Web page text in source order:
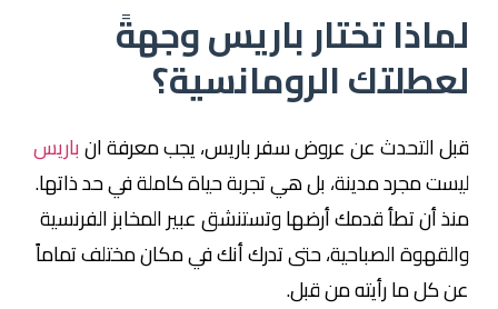
لماذا تختار باريس وجهةً
لعطلتك الرومانسية؟
قبل التحدث عن عروض سفر باريس، يجب معرفة انباريس
ليست مجرد مدينة، بل هي تجربة حياة كاملة في حد ذاتها.
منذ أن تطأ قدمك أرضها وتستنشق عبير المخابز الفرنسية
والقهوة الصباحية، حتى تدرك أنك في مكان مختلف تماماً
عن كل ما رأيته من قبل.